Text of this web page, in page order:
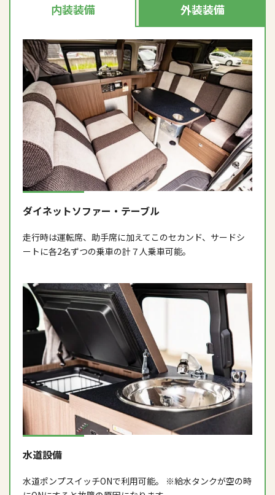
内装装備 外装装備
ダイネットソファー・テーブル
走行時は運転席、助手席に加えてこのセカンド、サードシ
ートに各2名ずつの乗車の計７人乗車可能。
水道設備
水道ポンプスイッチONで利用可能。 ※給水タンクが空の時